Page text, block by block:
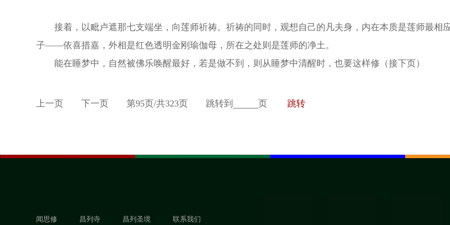
接着，以毗卢遮那七支端坐，向莲师祈祷。祈祷的同时，观想自己的凡夫身，内在本质是莲师最相
子——依喜措嘉，外相是红色透明金刚瑜伽母，所在之处则是莲师的净土。
能在睡梦中，自然被佛乐唤醒最好，若是做不到，则从睡梦中清醒时，也要这样修（接下页）
上一页 下一页 第95页/共323页 跳转到 页
闻思修 昌列寺 昌列圣境 联系我们